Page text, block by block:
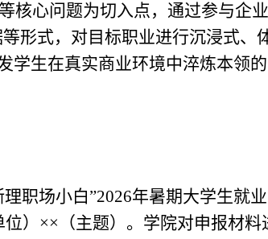
核心问题为切入点，通过参与企
形式，对目标职业进行沉浸式、
生在真实商业环境中淬炼本领的
理职场小白”2026年暑期大学生就
位） ×× （主题）。学院对申报材